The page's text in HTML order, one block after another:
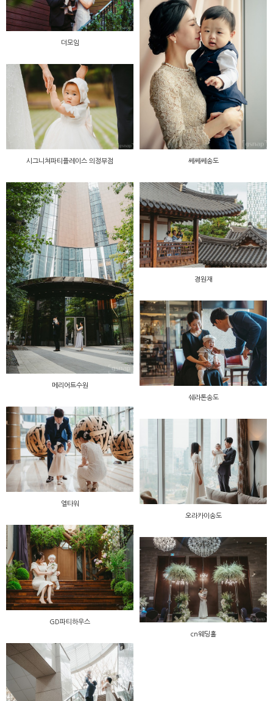
더모임
쎄쎄쎄송도
시그니쳐파티플레이스 의정부점
메리어트수원
경원재
쉐라톤송도
엘타워
오라카이송도
GD파티하우스
cn웨딩홀